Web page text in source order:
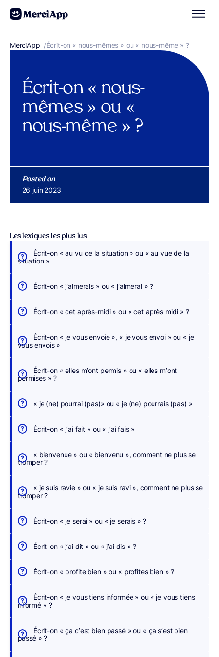
Aller au contenu
MerciApp correcteur orthographe
/Écrit-on « nous-mêmes » ou « nous-même » ?
Écrit-on « nous-
mêmes » ou «
nous-même » ?
Posted on
Publié le
26 juin 2023
É
r
i
v
e
s
s
h
r
h
e
,
n
u
c
r
i
g
o
Les lexiques les plus lus
Écrit-on « au vu de la situation » ou « au vue de la
situation »
Écrit-on « j’aimerais » ou « j’aimerai » ?
Écrit-on « cet après-midi » ou « cet après midi » ?
Écrit-on « je vous envoie », « je vous envoi » ou « je
vous envois »
Écrit-on « elles m’ont permis » ou « elles m’ont
permises » ?
« je (ne) pourrai (pas)» ou « je (ne) pourrais (pas) »
Écrit-on « j’ai fait » ou « j’ai fais »
« bienvenue » ou « bienvenu », comment ne plus se
tromper ?
« je suis ravie » ou « je suis ravi », comment ne plus se
tromper ?
Écrit-on « je serai » ou « je serais » ?
Écrit-on « j’ai dit » ou « j’ai dis » ?
Écrit-on « profite bien » ou « profites bien » ?
Écrit-on « je vous tiens informée » ou « je vous tiens
informé » ?
Écrit-on « ça c’est bien passé » ou « ça s’est bien
passé » ?